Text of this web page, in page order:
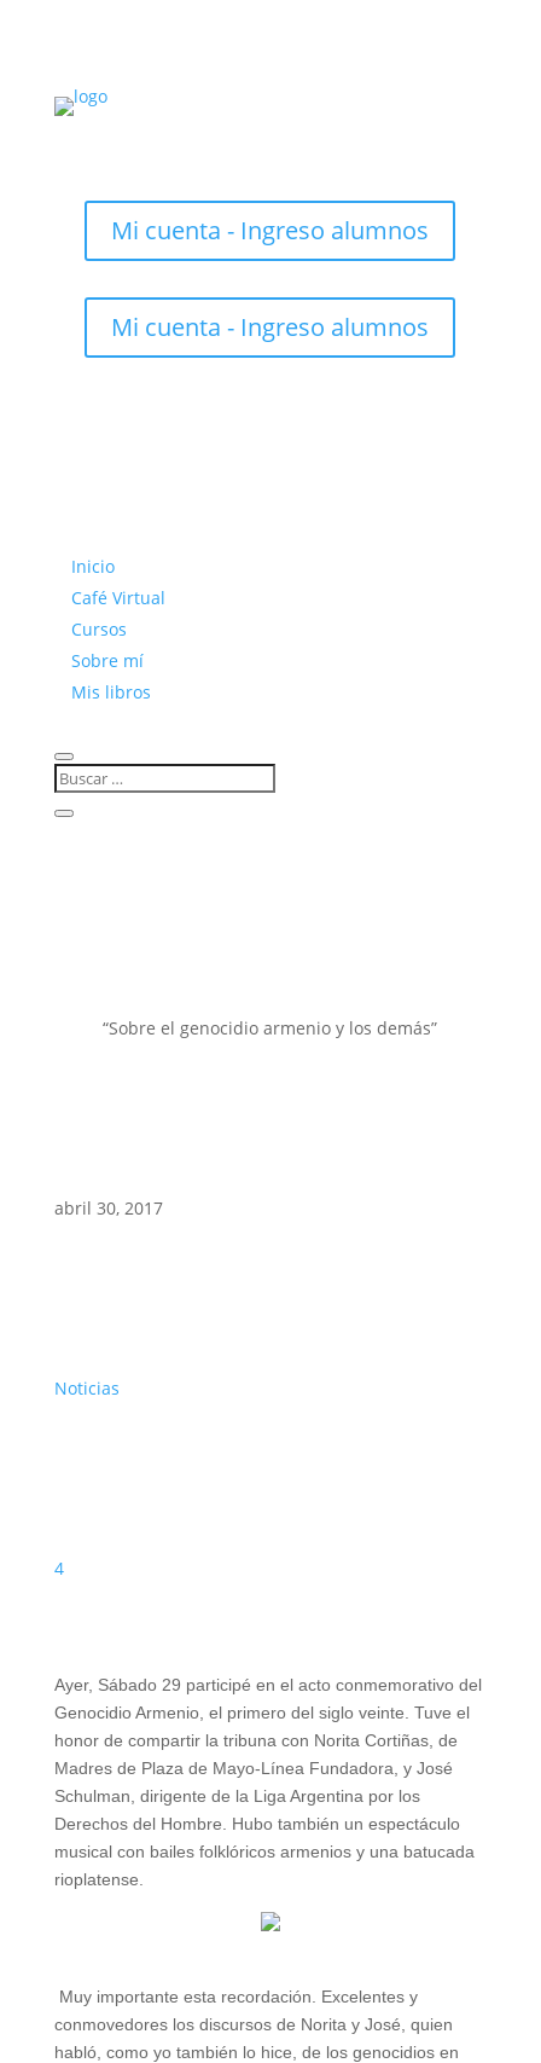
Mi cuenta - Ingreso alumnos
Mi cuenta - Ingreso alumnos
Inicio
Café Virtual
Cursos
Sobre mí
Mis libros
“Sobre el genocidio armenio y los demás”
abril 30, 2017
Noticias
4
Ayer, Sábado 29 participé en el acto conmemorativo del
Genocidio Armenio, el primero del siglo veinte. Tuve el
honor de compartir la tribuna con Norita Cortiñas, de
Madres de Plaza de Mayo-Línea Fundadora, y José
Schulman, dirigente de la Liga Argentina por los
Derechos del Hombre. Hubo también un espectáculo
musical con bailes folklóricos armenios y una batucada
rioplatense.
Muy importante esta recordación. Excelentes y
conmovedores los discursos de Norita y José, quien
habló, como yo también lo hice, de los genocidios en